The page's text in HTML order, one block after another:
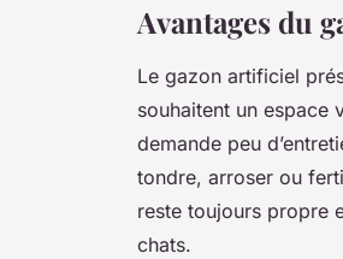
pour
Devez
Parfait
Avantages du
Le gazon artificiel
souhaitent un espace
demande peu
tondre, arroser ou
reste toujours propre
chats.